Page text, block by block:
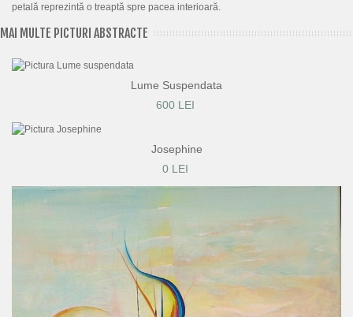
petală reprezintă o treaptă spre pacea interioară.
MAI MULTE PICTURI ABSTRACTE
Lume Suspendata
600 LEI
Josephine
0 LEI